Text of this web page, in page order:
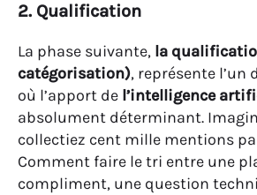
2. Qualification
La phase suivante, la
catégorisation), représente l’un
où l’apport de l’intelligence
absolument déterminant.
collectiez cent mille mentions
Comment faire le tri entre une
compliment, une question